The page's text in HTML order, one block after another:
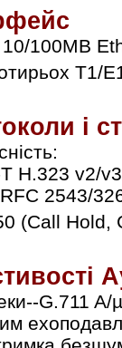
100MB
T1/
і
H.323 v2/
2543/
(Call Hold,
G.711 A/